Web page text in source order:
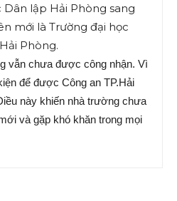
lập Hải Phòng sang
mới là Trường đại học
Phòng.
vẫn chưa được công nhận. Vì
để được Công an TP.Hải
này khiến nhà trường chưa
và gặp khó khăn trong mọi